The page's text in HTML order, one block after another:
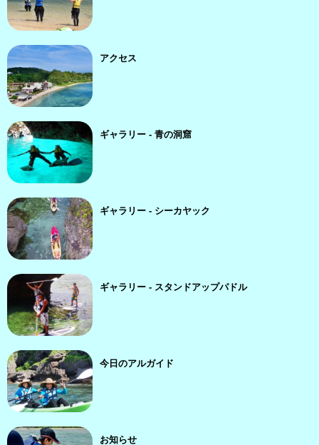
アクセス
ギャラリー - 青の洞窟
ギャラリー - シーカヤック
ギャラリー - スタンドアップパドル
今日のアルガイド
お知らせ